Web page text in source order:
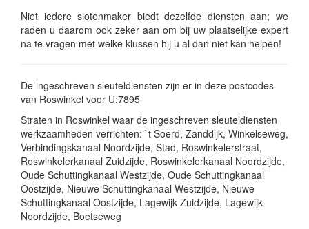
Niet iedere slotenmaker biedt dezelfde diensten aan; we
raden u daarom ook zeker aan om bij uw plaatselijke expert
na te vragen met welke klussen hij u al dan niet kan helpen!
De ingeschreven sleuteldiensten zijn er in deze postcodes
van Roswinkel voor U:7895
Straten in Roswinkel waar de ingeschreven sleuteldiensten
werkzaamheden verrichten: `t Soerd, Zanddijk, Winkelseweg,
Verbindingskanaal Noordzijde, Stad, Roswinkelerstraat,
Roswinkelerkanaal Zuidzijde, Roswinkelerkanaal Noordzijde,
Oude Schuttingkanaal Westzijde, Oude Schuttingkanaal
Oostzijde, Nieuwe Schuttingkanaal Westzijde, Nieuwe
Schuttingkanaal Oostzijde, Lagewijk Zuidzijde, Lagewijk
Noordzijde, Boetseweg